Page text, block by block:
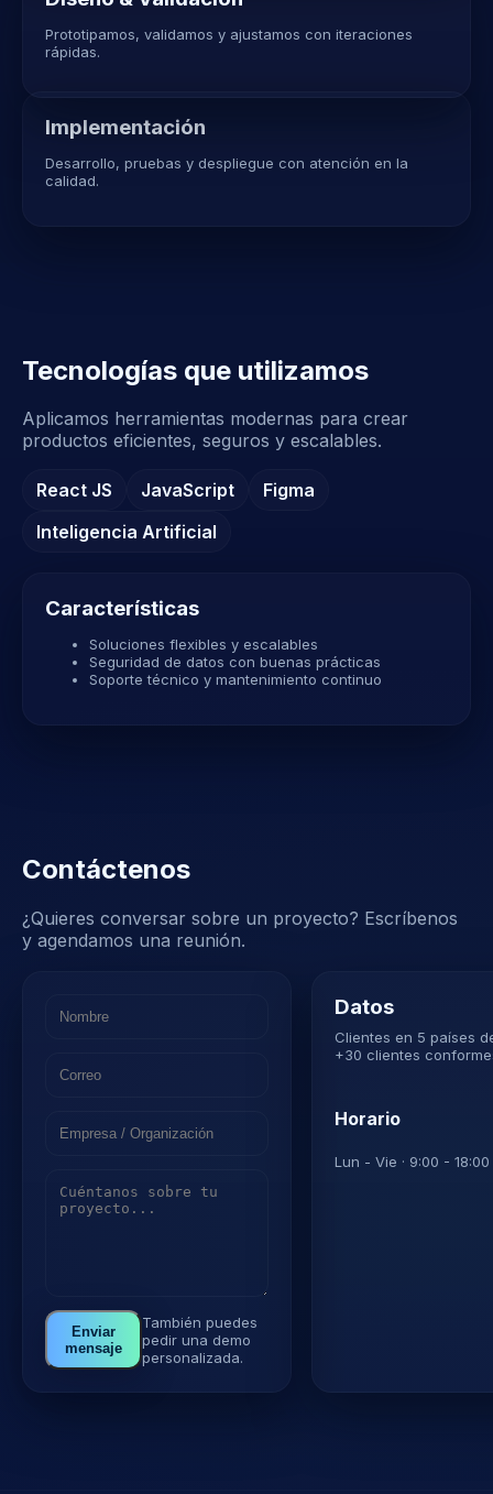
Prototipamos, validamos y ajustamos con iteraciones
rápidas.
Implementación
Desarrollo, pruebas y despliegue con atención en la
calidad.
Tecnologías que utilizamos
Aplicamos herramientas modernas para crear
productos eficientes, seguros y escalables.
React JS JavaScript
Figma
Inteligencia Artificial
Características
Soluciones flexibles y escalables
Seguridad de datos con buenas prácticas
Soporte técnico y mantenimiento continuo
Contáctenos
¿Quieres conversar sobre un proyecto? Escríbenos
y agendamos una reunión.
Enviar
mensaje
También puedes
pedir una demo
personalizada.
Datos
Clientes en 5 países
+30 clientes
Horario
Lun - Vie · 9:00 -